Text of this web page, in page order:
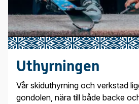
Uthyrningen
Vår skiduthyrning och verkstad
gondolen, nära till både backe